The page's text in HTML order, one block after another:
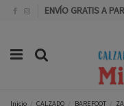
ENVÍO GRATIS A
Inicio CALZADO BAREFOOT